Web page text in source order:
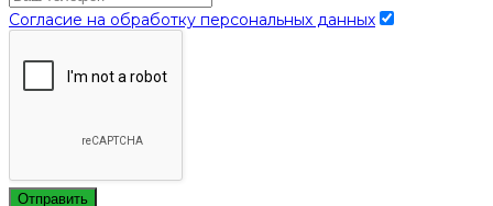
Согласие на обработку персональных данных
Отправить